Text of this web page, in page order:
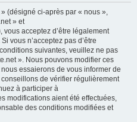
(désigné ci-après par « nous »,
» et
vous acceptez d’être légalement
vous n’acceptez pas d’être
suivantes, veuillez ne pas
». Nous pouvons modifier ces
essaierons de vous informer de
de vérifier régulièrement
à participer à
modifications aient été effectuées,
des conditions modifiées et